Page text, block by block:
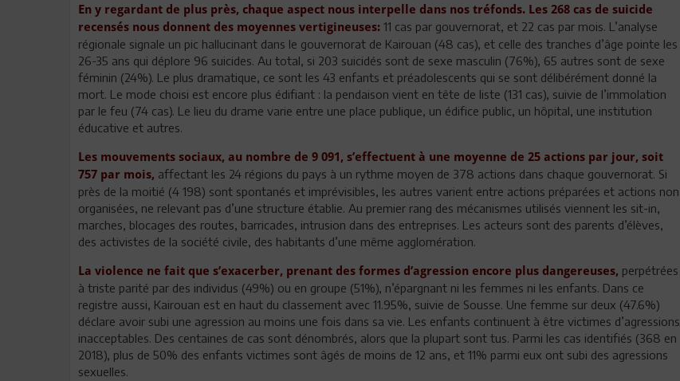
En y regardant de plus près, chaque aspect nous interpelle dans nos tréfonds. Les 268 cas de suicide
recensés nous donnent des moyennes vertigineuses: 11 cas par gouvernorat, et 22 cas par mois. L’analyse
régionale signale un pic hallucinant dans le gouvernorat de Kairouan (48 cas), et celle des tranches d’âge pointe les
26-35 ans qui déplore 96 suicides. Au total, si 203 suicidés sont de sexe masculin (76%), 65 autres sont de sexe
féminin (24%). Le plus dramatique, ce sont les 43 enfants et préadolescents qui se sont délibérément donné la
mort. Le mode choisi est encore plus édifiant : la pendaison vient en tête de liste (131 cas), suivie de l’immolation
par le feu (74 cas). Le lieu du drame varie entre une place publique, un édifice public, un hôpital, une institution
éducative et autres.
Les mouvements sociaux, au nombre de 9 091, s’effectuent à une moyenne de 25 actions par jour, soit
757 par mois, affectant les 24 régions du pays à un rythme moyen de 378 actions dans chaque gouvernorat. Si
près de la moitié (4 198) sont spontanés et imprévisibles, les autres varient entre actions préparées et actions non
organisées, ne relevant pas d’une structure établie. Au premier rang des mécanismes utilisés viennent les sit-in,
marches, blocages des routes, barricades, intrusion dans des entreprises. Les acteurs sont des parents d’élèves,
des activistes de la société civile, des habitants d’une même agglomération.
La violence ne fait que s’exacerber, prenant des formes d’agression encore plus dangereuses, perpétrées
à triste parité par des individus (49%) ou en groupe (51%), n’épargnant ni les femmes ni les enfants. Dans ce
registre aussi, Kairouan est en haut du classement avec 11.95%, suivie de Sousse. Une femme sur deux (47.6%)
déclare avoir subi une agression au moins une fois dans sa vie. Les enfants continuent à être victimes d’agressions
inacceptables. Des centaines de cas sont dénombrés, alors que la plupart sont tus. Parmi les cas identifiés (368 en
2018), plus de 50% des enfants victimes sont âgés de moins de 12 ans, et 11% parmi eux ont subi des agressions
sexuelles.